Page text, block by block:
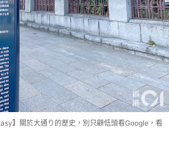
】關於大通り的歷史，別只顧低頭看Google，看